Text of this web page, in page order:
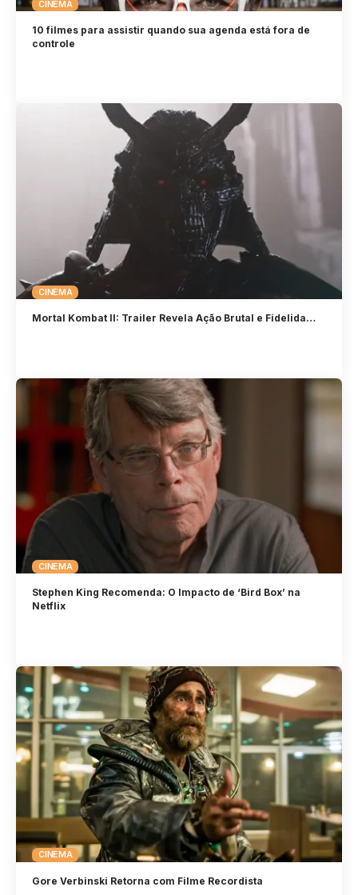
CINEMA
10 filmes para assistir quando sua agenda está fora de
controle
CINEMA
Mortal Kombat II: Trailer Revela Ação Brutal e Fidelida…
CINEMA
Stephen King Recomenda: O Impacto de ‘Bird Box’ na
Netflix
CINEMA
Gore Verbinski Retorna com Filme Recordista